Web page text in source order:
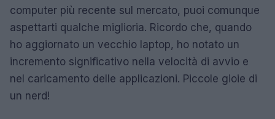
computer più recente sul mercato, puoi comunque
aspettarti qualche miglioria. Ricordo che, quando
ho aggiornato un vecchio laptop, ho notato un
incremento significativo nella velocità di avvio e
nel caricamento delle applicazioni. Piccole gioie di
un nerd!